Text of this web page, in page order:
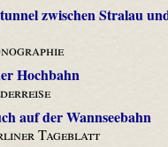
zwischen Stralau
Hochbahn
auf der Wannseebahn
Tageblatt